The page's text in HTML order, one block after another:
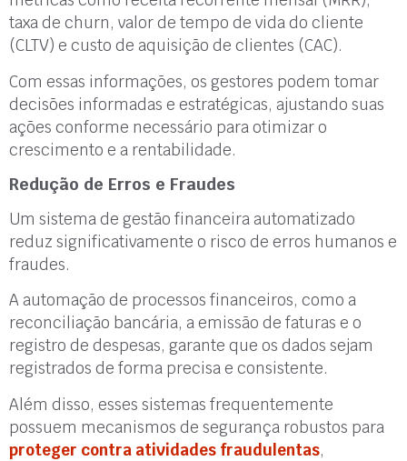
taxa de churn, valor de tempo de vida do cliente
(CLTV) e custo de aquisição de clientes (CAC).
Com essas informações, os gestores podem tomar
decisões informadas e estratégicas, ajustando suas
ações conforme necessário para otimizar o
crescimento e a rentabilidade.
Redução de Erros e Fraudes
Um sistema de gestão financeira automatizado
reduz significativamente o risco de erros humanos e
fraudes.
A automação de processos financeiros, como a
reconciliação bancária, a emissão de faturas e o
registro de despesas, garante que os dados sejam
registrados de forma precisa e consistente.
Além disso, esses sistemas frequentemente
possuem mecanismos de segurança robustos para
proteger contra atividades fraudulentas,